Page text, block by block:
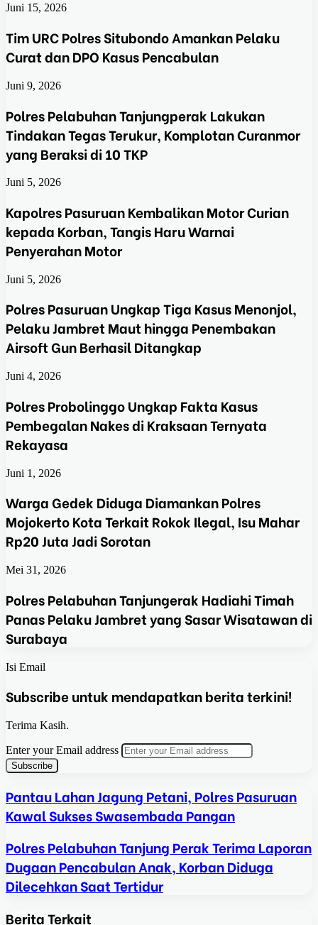
Juni 15, 2026
Tim URC Polres Situbondo Amankan Pelaku
Curat dan DPO Kasus Pencabulan
Juni 9, 2026
Polres Pelabuhan Tanjungperak Lakukan
Tindakan Tegas Terukur, Komplotan Curanmor
yang Beraksi di 10 TKP
Juni 5, 2026
Kapolres Pasuruan Kembalikan Motor Curian
kepada Korban, Tangis Haru Warnai
Penyerahan Motor
Juni 5, 2026
Polres Pasuruan Ungkap Tiga Kasus Menonjol,
Pelaku Jambret Maut hingga Penembakan
Airsoft Gun Berhasil Ditangkap
Juni 4, 2026
Polres Probolinggo Ungkap Fakta Kasus
Pembegalan Nakes di Kraksaan Ternyata
Rekayasa
Juni 1, 2026
Warga Gedek Diduga Diamankan Polres
Mojokerto Kota Terkait Rokok Ilegal, Isu Mahar
Rp20 Juta Jadi Sorotan
Mei 31, 2026
Polres Pelabuhan Tanjungerak Hadiahi Timah
Panas Pelaku Jambret yang Sasar Wisatawan di
Surabaya
Isi Email
Subscribe untuk mendapatkan berita terkini!
Terima Kasih.
Enter your Email address
Pantau Lahan Jagung Petani, Polres Pasuruan
Kawal Sukses Swasembada Pangan
Polres Pelabuhan Tanjung Perak Terima Laporan
Dugaan Pencabulan Anak, Korban Diduga
Dilecehkan Saat Tertidur
Berita Terkait